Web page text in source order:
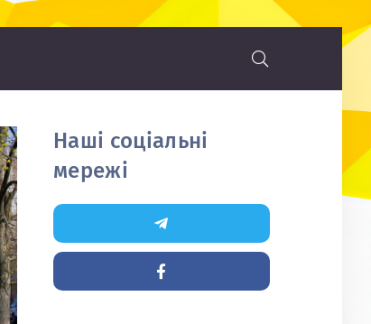
Наші соціальні
мережі